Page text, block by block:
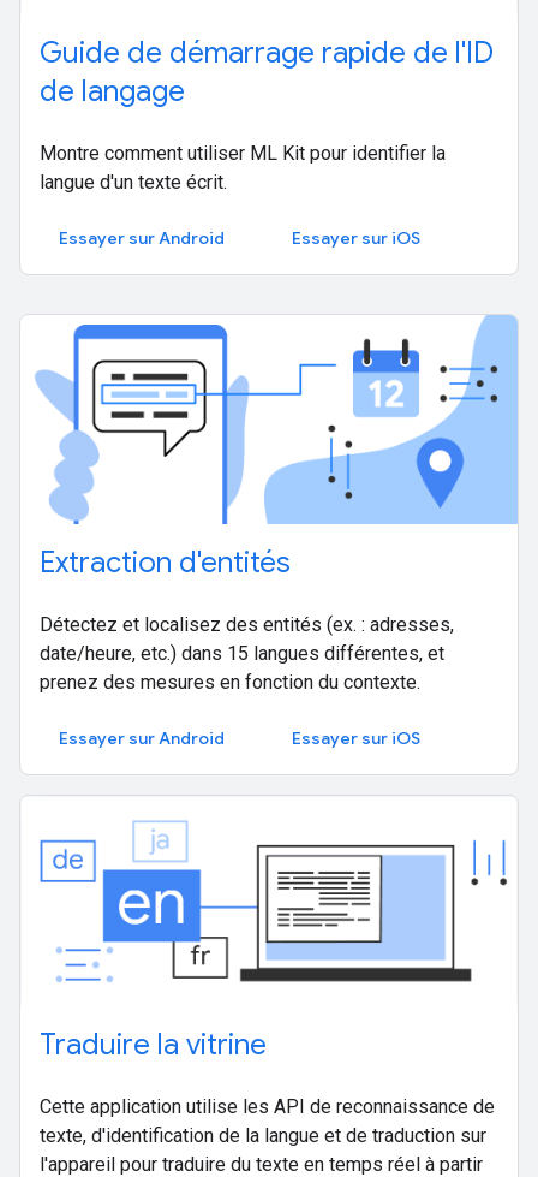
Guide de démarrage rapide de l'ID
de langage
Montre comment utiliser ML Kit pour identifier la
langue d'un texte écrit.
Essayer sur Android Essayer sur iOS
Extraction d'entités
Détectez et localisez des entités (ex. : adresses,
date/heure, etc.) dans 15 langues différentes, et
prenez des mesures en fonction du contexte.
Essayer sur Android Essayer sur iOS
Traduire la vitrine
Cette application utilise les API de reconnaissance de
texte, d'identification de la langue et de traduction sur
l'appareil pour traduire du texte en temps réel à partir